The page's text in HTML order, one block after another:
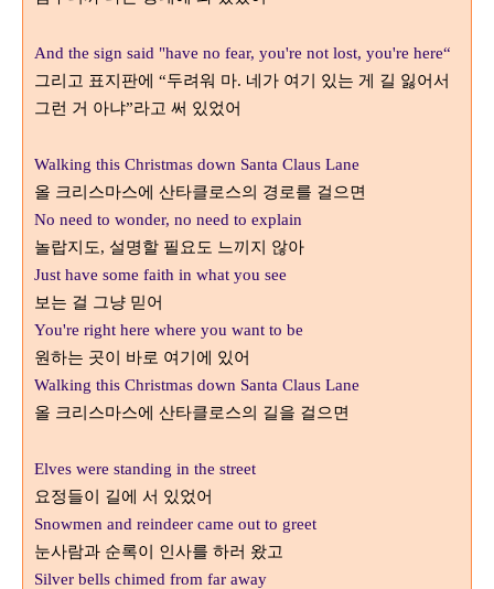
And the sign said "have no fear, you're not lost, you're here“
그리고 표지판에 “두려워 마. 네가 여기 있는 게 길 잃어서
그런 거 아냐”라고 써 있었어
Walking this Christmas down Santa Claus Lane
올 크리스마스에 산타클로스의 경로를 걸으면
No need to wonder, no need to explain
놀랍지도, 설명할 필요도 느끼지 않아
Just have some faith in what you see
보는 걸 그냥 믿어
You're right here where you want to be
원하는 곳이 바로 여기에 있어
Walking this Christmas down Santa Claus Lane
올 크리스마스에 산타클로스의 길을 걸으면
Elves were standing in the street
요정들이 길에 서 있었어
Snowmen and reindeer came out to greet
눈사람과 순록이 인사를 하러 왔고
Silver bells chimed from far away